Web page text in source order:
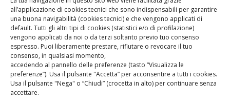
all’applicazione di cookies tecnici che sono indispensabili per garantire
una buona navigabilità (cookies tecnici) e che vengono applicati di
default. Tutti gli altri tipi di cookies (statistici e/o di profilazione)
vengono applicati da noi o da terzi soltanto previo tuo consenso
espresso. Puoi liberamente prestare, rifiutare o revocare il tuo
consenso, in qualsiasi momento,
accedendo al pannello delle preferenze (tasto “Visualizza le
preferenze”). Usa il pulsante "Accetta” per acconsentire a tutti i cookies.
Usa il pulsante "Nega" o “Chiudi” (crocetta in alto) per continuare senza
accettare.
www.odg.toscana.it – testata registrata presso il Tribunale di
Firenze al nr. 5208 dell’ 08.10.2002. Direttore responsabile:
Giampaolo Marchini – C.F. 80005790482
LINK UTILI
PagoPA
Privacy Policy